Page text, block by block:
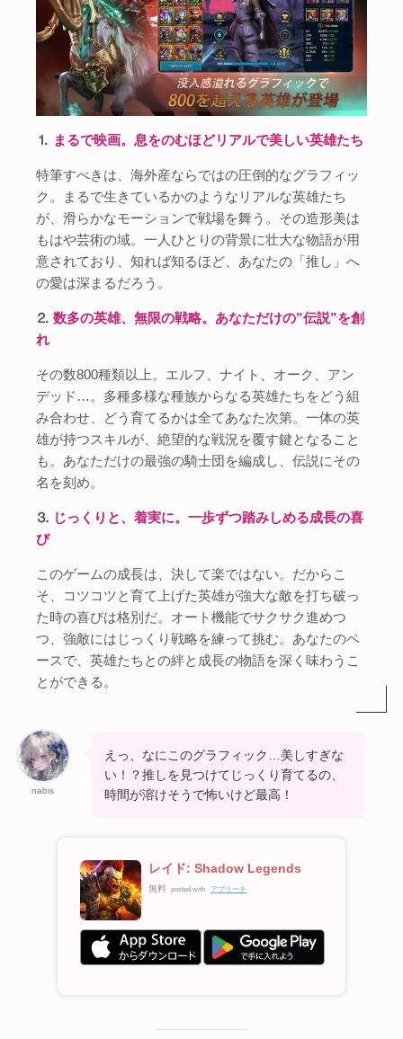
⒈ まるで映画。息をのむほどリアルで美しい英雄たち
特筆すべきは、海外産ならではの圧倒的なグラフィッ
ク。まるで生きているかのようなリアルな英雄たち
が、滑らかなモーションで戦場を舞う。その造形美は
もはや芸術の域。一人ひとりの背景に壮大な物語が用
意されており、知れば知るほど、あなたの「推し」へ
の愛は深まるだろう。
⒉数多の英雄、無限の戦略。あなただけの”伝説”を創
れ
その数800種類以上。エルフ、ナイト、オーク、アン
デッド…。多種多様な種族からなる英雄たちをどう組
み合わせ、どう育てるかは全てあなた次第。一体の英
雄が持つスキルが、絶望的な戦況を覆す鍵となること
も。あなただけの最強の騎士団を編成し、伝説にその
名を刻め。
⒊ じっくりと、着実に。一歩ずつ踏みしめる成長の喜
び
このゲームの成長は、決して楽ではない。だからこ
そ、コツコツと育て上げた英雄が強大な敵を打ち破っ
た時の喜びは格別だ。オート機能でサクサク進めつ
つ、強敵にはじっくり戦略を練って挑む。あなたのペ
ースで、英雄たちとの絆と成長の物語を深く味わうこ
とができる。
nabis
えっ、なにこのグラフィック…美しすぎな
い！？推しを見つけてじっくり育てるの、
時間が溶けそうで怖いけど最高！
レイド: Shadow Legends
無料 posted with アプリーチ